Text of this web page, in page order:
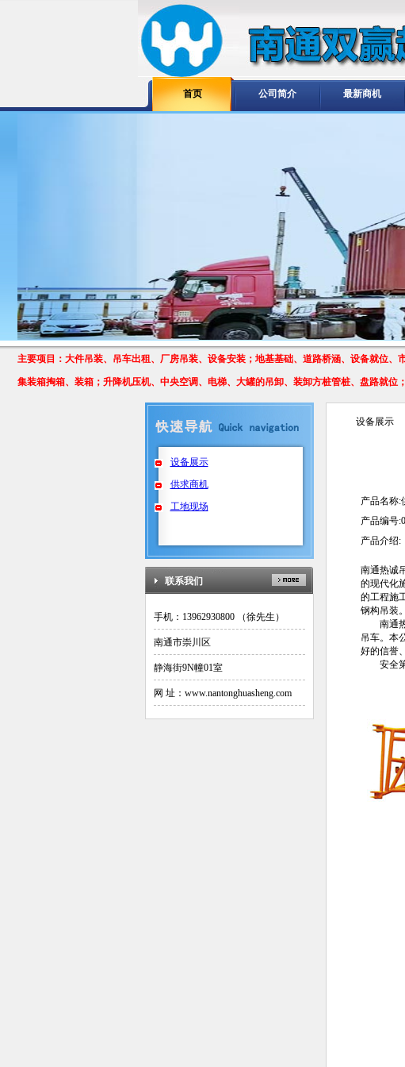
首页 公司简介 最新商机
主要项目：大件吊装、吊车出租、厂房吊装、设备安装；地基基础、道路桥涵、设备就位
集装箱掏箱、装箱；升降机压机、中央空调、电梯、大罐的吊卸、装卸方桩管桩、盘路就
设备展示
供求商机
工地现场
联系我们
手机：13962930800 （徐先生）
南通市崇川区
静海街9N幢01室
网 址：www.nantonghuasheng.com
设备展示
产品名称:
产品编号
产品介绍:
南通热诚
的现代化
的工程施
钢构吊装
南通热
吊车。本
好的信誉
安全第